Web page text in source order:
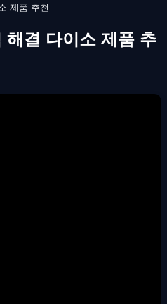
제품 추천
해결 다이소 제품 추